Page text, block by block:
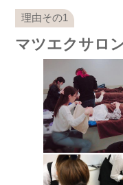
マツエクサロ